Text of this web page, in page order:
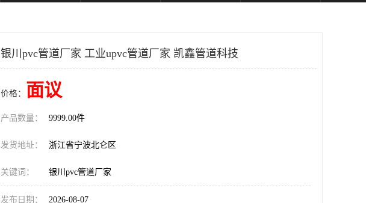
银川pvc管道厂家 工业upvc管道厂家 凯鑫管道科技
价格： 面议
产品数量： 9999.00件
发货地址： 浙江省宁波北仑区
关键词： 银川pvc管道厂家
发布日期： 2026-08-07